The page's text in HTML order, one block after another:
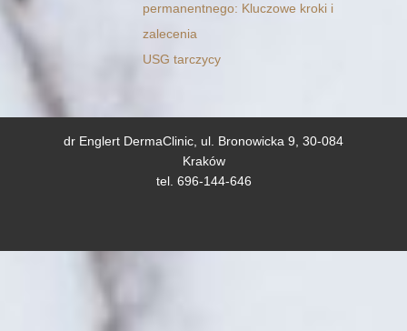
permanentnego: Kluczowe kroki i
zalecenia
USG tarczycy
dr Englert DermaClinic, ul. Bronowicka 9, 30-084
Kraków
tel. 696-144-646